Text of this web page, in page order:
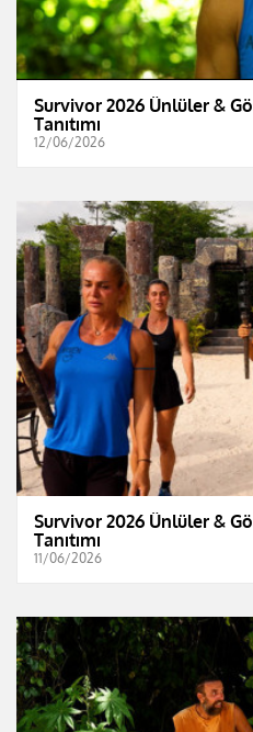
Survivor 2026 Ünlüler &
Tanıtımı
12/06/2026
Survivor 2026 Ünlüler &
Tanıtımı
11/06/2026